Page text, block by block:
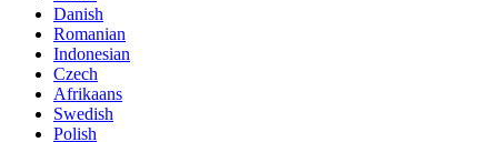
Danish
Romanian
Indonesian
Czech
Afrikaans
Swedish
Polish